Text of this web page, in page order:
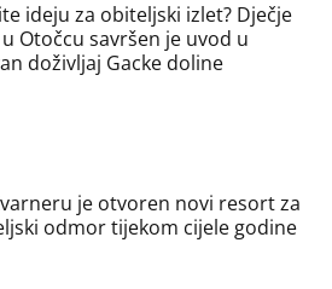
ideju za obiteljski izlet? Dječje
Otočcu savršen je uvod u
doživljaj Gacke doline
je otvoren novi resort za
odmor tijekom cijele godine